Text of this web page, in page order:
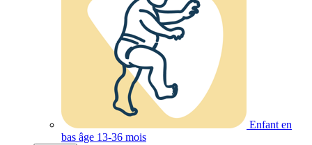
Enfant en
bas âge 13-36 mois